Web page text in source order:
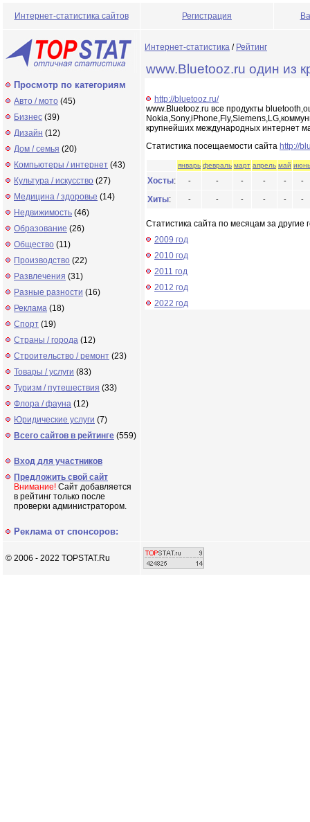
Интернет-статистика сайтов Регистрация
Просмотр по категориям
Авто / мото (45)
Бизнес (39)
Дизайн (12)
Дом / семья (20)
Компьютеры / интернет (43)
Культура / искусство (27)
Медицина / здоровье (14)
Недвижимость (46)
Образование (26)
Общество (11)
Производство (22)
Развлечения (31)
Разные разности (16)
Реклама (18)
Спорт (19)
Страны / города (12)
Строительство / ремонт (23)
Товары / услуги (83)
Туризм / путешествия (33)
Флора / фауна (12)
Юридические услуги (7)
Всего сайтов в рейтинге (559)
Вход для участников
Предложить свой сайт
Внимание! Сайт добавляется
в рейтинг только после
проверки администратором.
Реклама от спонсоров:
Интернет-статистика / Рейтинг
www.Bluetooz.ru один из
http://bluetooz.ru/
www.Bluetooz.ru все продукты
крупнейших международных интернет
Статистика посещаемости сайта http://
январь февраль март апрель май июнь
Хосты: - - - - - -
Хиты: - - - - - -
Статистика сайта по месяцам за другие
2009 год
2010 год
2011 год
2012 год
2022 год
© 2006 - 2022 TOPSTAT.Ru